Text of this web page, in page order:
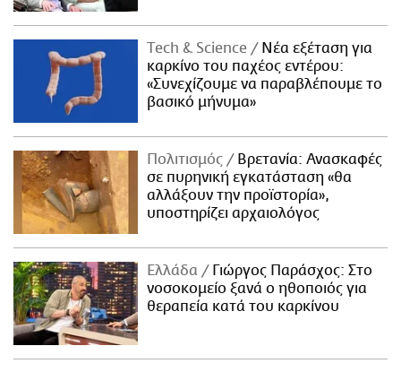
Τech & Science
Νέα εξέταση για
καρκίνο του παχέος εντέρου:
«Συνεχίζουμε να παραβλέπουμε το
βασικό μήνυμα»
Πολιτισμός
Βρετανία: Ανασκαφές
σε πυρηνική εγκατάσταση «θα
αλλάξουν την προϊστορία»,
υποστηρίζει αρχαιολόγος
Ελλάδα
Γιώργος Παράσχος: Στο
νοσοκομείο ξανά ο ηθοποιός για
θεραπεία κατά του καρκίνου